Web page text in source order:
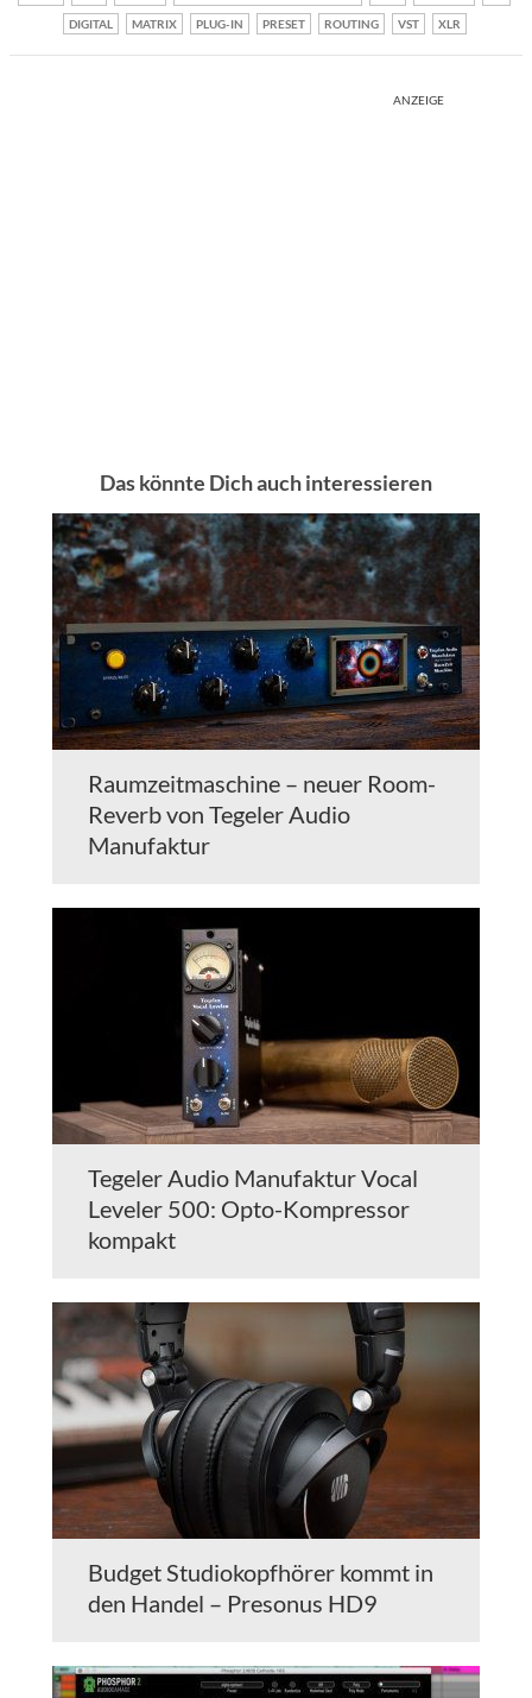
DIGITAL
MATRIX PLUG-IN PRESET ROUTING VST XLR
ANZEIGE
Das könnte Dich auch interessieren
Raumzeitmaschine – neuer Room-
Reverb von Tegeler Audio
Manufaktur
Tegeler Audio Manufaktur Vocal
Leveler 500: Opto-Kompressor
kompakt
Budget Studiokopfhörer kommt in
den Handel – Presonus HD9